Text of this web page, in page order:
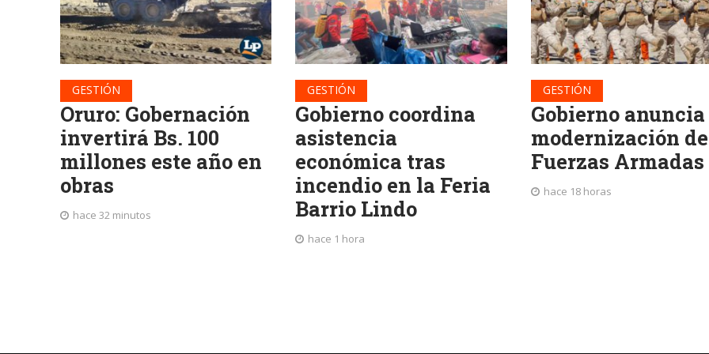
GESTIÓN
Oruro: Gobernación
invertirá Bs. 100
millones este año en
obras
hace 32 minutos
GESTIÓN
Gobierno coordina
asistencia
económica tras
incendio en la Feria
Barrio Lindo
hace 1 hora
GESTIÓN
Gobierno anuncia
modernización
Fuerzas Armadas
hace 18 horas